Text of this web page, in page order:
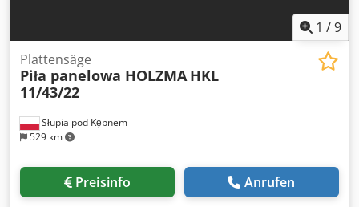
1 /9
Słupia pod Kępnem
529 km
Plattensäge
Piła panelowa HOLZMA HKL
11/43/22
Preisinfo Anrufen